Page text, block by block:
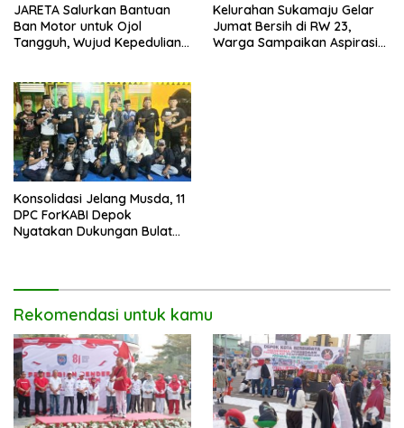
JARETA Salurkan Bantuan
Ban Motor untuk Ojol
Tangguh, Wujud Kepedulian
Kelurahan Sukamaju Gelar
Jumat Bersih di RW 23,
Warga Sampaikan Aspirasi
Konsolidasi Jelang Musda, 11
DPC ForKABI Depok
Nyatakan Dukungan Bulat
Rekomendasi untuk kamu